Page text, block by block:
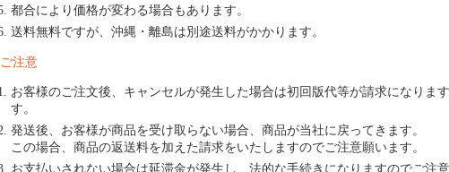
都合により価格が変わる場合もあります。
送料無料ですが、沖縄・離島は別途送料がかかります。
ご注意
お客様のご注文後、キャンセルが発生した場合は初回版代等が請求になりま
す。
発送後、お客様が商品を受け取らない場合、商品が当社に戻ってきます。
この場合、商品の返送料を加えた請求をいたしますのでご注意願います。
お支払いされない場合は延滞金が発生し、法的な手続きになりますのでご注意